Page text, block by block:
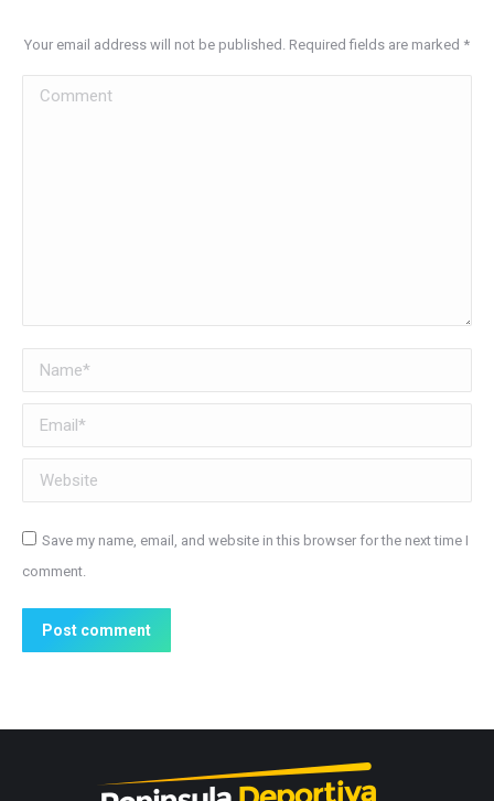
Your email address will not be published. Required fields are marked *
Comment
Name *
Email *
Website
Save my name, email, and website in this browser for the next time I
comment.
Post comment